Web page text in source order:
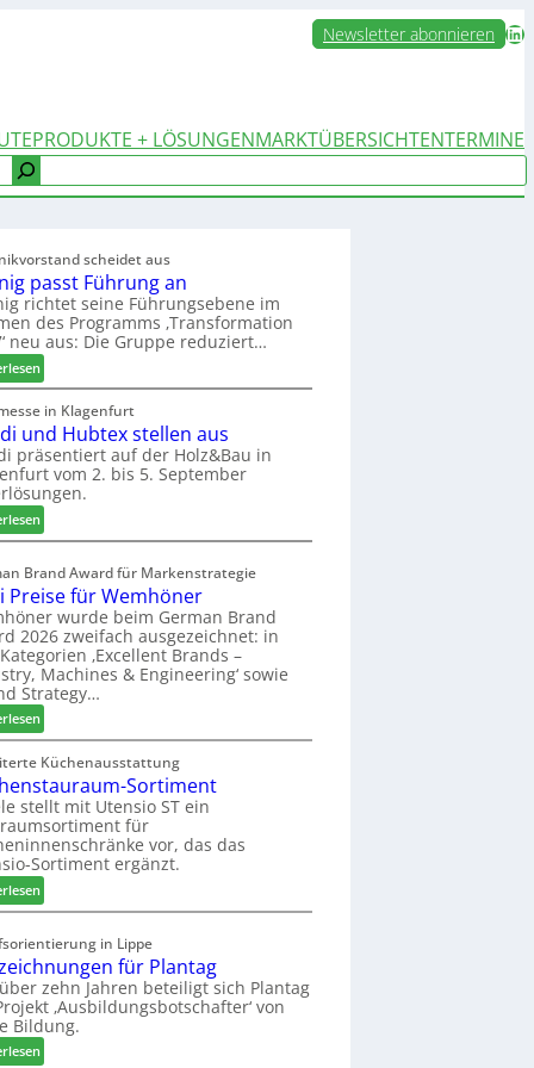
Newsletter abonnieren LinkedIn
PRODUKTE + LÖSUNGENMARKTÜBERSICHTENTERMINE
scheidet aus
passt Führung an
richtet seine Führungsebene im
des Programms ‚Transformation
neu aus: Die Gruppe reduziert…
:
W
e
i
n
i
g
a
s
t
F
ü
h
r
u
n
a
n
in Klagenfurt
und Hubtex stellen aus
präsentiert auf der Holz&Bau in
vom 2. bis 5. September
:
E
v
e
d
i
u
n
d
H
u
t
e
x
s
t
e
l
e
n
a
u
s
Brand Award für Markenstrategie
Preise für Wemhöner
wurde beim German Brand
2026 zweifach ausgezeichnet: in
‚Excellent Brands –
Machines & Engineering‘ sowie
Strategy…
:
Z
w
e
i
P
r
e
i
s
f
ü
r
W
e
m
Küchenausstattung
Sortiment
stellt mit Utensio ST ein
für
vor, das das
Sortiment ergänzt.
:
K
c
h
e
n
s
t
in Lippe
für Plantag
zehn Jahren beteiligt sich Plantag
‚Ausbildungsbotschafter‘ von
Bildung.
: